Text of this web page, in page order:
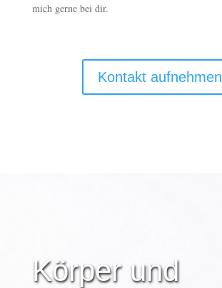
mich gerne bei dir.
Kontakt aufnehmen
Körper und